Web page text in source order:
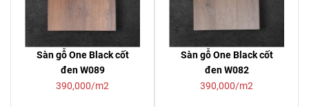
Sàn gỗ One Black cốt
đen W089
390,000/m2
Sàn gỗ One Black cốt
đen W082
390,000/m2